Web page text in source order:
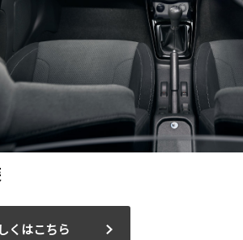
くはこちら